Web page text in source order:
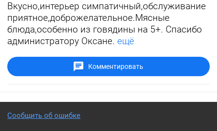
Вкусно,интерьер симпатичный,обслуживание
приятное,доброжелательное.Мясные
блюда,особенно из говядины на 5+. Спасибо
администратору Оксане. ещё
Комментировать
Сообщить об ошибке